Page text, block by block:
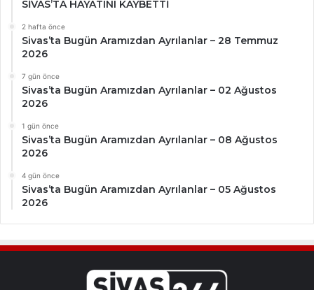
SİVAS’TA HAYATINI KAYBETTİ
2 hafta önce
Sivas’ta Bugün Aramızdan Ayrılanlar – 28 Temmuz
2026
7 gün önce
Sivas’ta Bugün Aramızdan Ayrılanlar – 02 Ağustos
2026
1 gün önce
Sivas’ta Bugün Aramızdan Ayrılanlar – 08 Ağustos
2026
4 gün önce
Sivas’ta Bugün Aramızdan Ayrılanlar – 05 Ağustos
2026